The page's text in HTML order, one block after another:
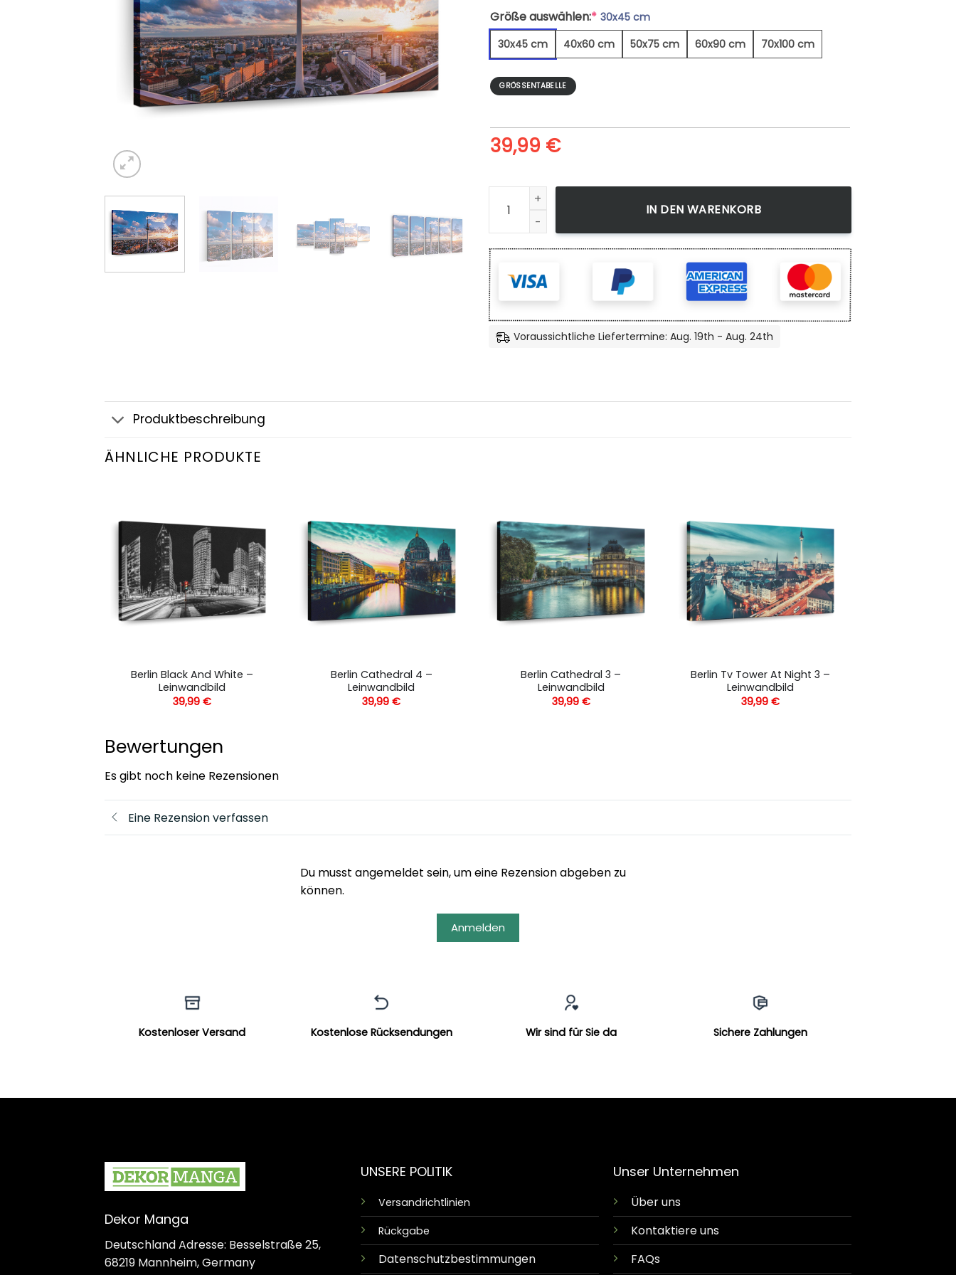
Größe auswählen:* 30x45 cm
30x45 cm
40x60 cm 50x75 cm 60x90 cm 70x100 cm
GRÖSSENTABELLE
39,99 €
Berlin Tv Tower Night Sunset 2 - Leinwandbild Menge
IN DEN WARENKORB
Voraussichtliche Liefertermine: Aug. 19th - Aug. 24th
Produktbeschreibung
ÄHNLICHE PRODUKTE
Berlin Black And White –
Leinwandbild
39,99€
Berlin Cathedral 4 –
Leinwandbild
39,99€
Berlin Cathedral 3 –
Leinwandbild
39,99 €
Berlin Tv Tower At Night 3 –
Leinwandbild
39,99 €
Bewertungen
Es gibt noch keine Rezensionen
Eine Rezension verfassen
Du musst angemeldet sein, um eine Rezension abgeben zu
können.
Anmelden
Kostenloser Versand Kostenlose Rücksendungen Wir sind für Sie da Sichere Zahlungen
Dekor Manga
Deutschland Adresse: Besselstraße 25,
68219 Mannheim, Germany
UNSERE POLITIK
Versandrichtlinien
Rückgabe
Datenschutzbestimmungen
Unser Unternehmen
Über uns
Kontaktiere uns
FAQs